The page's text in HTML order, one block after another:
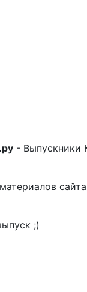
- Выпускники
;)